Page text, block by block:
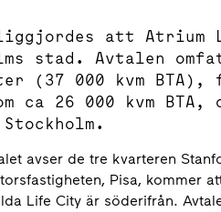
att Atrium
stad. Avtalen
(37 000 kvm
ca 26 000 kvm
avser de tre kvarteren
Pisa, kommer
Life City är söderifrån.